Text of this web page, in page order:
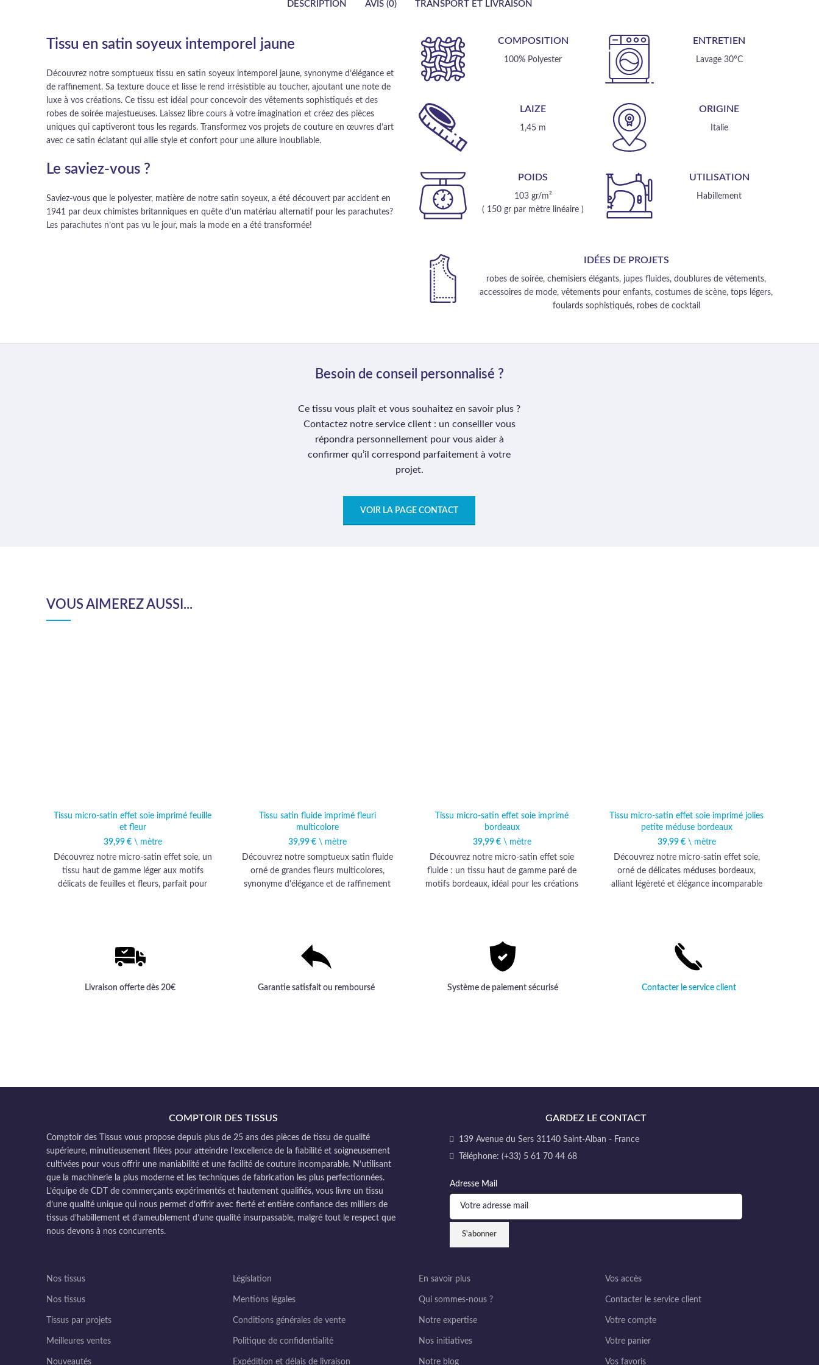
DESCRIPTION AVIS (0) TRANSPORT ET LIVRAISON
Tissu en satin soyeux intemporel jaune
Découvrez notre somptueux tissu en satin soyeux intemporel jaune, synonyme d’élégance et
de raffinement. Sa texture douce et lisse le rend irrésistible au toucher, ajoutant une note de
luxe à vos créations. Ce tissu est idéal pour concevoir des vêtements sophistiqués et des
robes de soirée majestueuses. Laissez libre cours à votre imagination et créez des pièces
uniques qui captiveront tous les regards. Transformez vos projets de couture en œuvres d’art
avec ce satin éclatant qui allie style et confort pour une allure inoubliable.
Le saviez-vous ?
Saviez-vous que le polyester, matière de notre satin soyeux, a été découvert par accident en
1941 par deux chimistes britanniques en quête d’un matériau alternatif pour les parachutes?
Les parachutes n’ont pas vu le jour, mais la mode en a été transformée!
COMPOSITION
100% Polyester
LAIZE
1,45 m
POIDS
103 gr/m²
( 150 gr par mètre linéaire )
ENTRETIEN
Lavage 30°C
ORIGINE
Italie
UTILISATION
Habillement
IDÉES DE PROJETS
robes de soirée, chemisiers élégants, jupes fluides, doublures de vêtements,
accessoires de mode, vêtements pour enfants, costumes de scène, tops légers,
foulards sophistiqués, robes de cocktail
Besoin de conseil personnalisé ?
Ce tissu vous plaît et vous souhaitez en savoir plus ?
Contactez notre service client : un conseiller vous
répondra personnellement pour vous aider à
confirmer qu’il correspond parfaitement à votre
projet.
VOIR LA PAGE CONTACT
VOUS AIMEREZ AUSSI...
Tissu micro-satin effet soie imprimé feuille
et fleur
39,99 €\ mètre
Découvrez notre micro-satin effet soie, un
tissu haut de gamme léger aux motifs
délicats de feuilles et fleurs, parfait pour
Tissu satin fluide imprimé fleuri
multicolore
39,99 €\ mètre
Découvrez notre somptueux satin fluide
orné de grandes fleurs multicolores,
synonyme d'élégance et de raffinement
Tissu micro-satin effet soie imprimé
bordeaux
39,99 €\ mètre
Découvrez notre micro-satin effet soie
fluide : un tissu haut de gamme paré de
motifs bordeaux, idéal pour les créations
Tissu micro-satin effet soie imprimé jolies
petite méduse bordeaux
39,99 €\ mètre
Découvrez notre micro-satin effet soie,
orné de délicates méduses bordeaux,
alliant légèreté et élégance incomparable
Livraison offerte dès 20€ Garantie satisfait ou remboursé Système de paiement sécurisé Contacter le service client
COMPTOIR DES TISSUS
Comptoir des Tissus vous propose depuis plus de 25 ans des pièces de tissu de qualité
supérieure, minutieusement filées pour atteindre l’excellence de la fiabilité et soigneusement
cultivées pour vous offrir une maniabilité et une facilité de couture incomparable. N’utilisant
que la machinerie la plus moderne et les techniques de fabrication les plus perfectionnées.
L’équipe de CDT de commerçants expérimentés et hautement qualifiés, vous livre un tissu
d’une qualité unique qui nous permet d’offrir avec fierté et entière confiance des milliers de
tissus d’habillement et d’ameublement d’une qualité insurpassable, malgré tout le respect que
nous devons à nos concurrents.
GARDEZ LE CONTACT
139 Avenue du Sers 31140 Saint-Alban - France
Téléphone: (+33) 5 61 70 44 68
Adresse Mail
Nos tissus
Nos tissus
Tissus par projets
Meilleures ventes
Nouveautés
Législation
Mentions légales
Conditions générales de vente
Politique de confidentialité
Expédition et délais de livraison
En savoir plus
Qui sommes-nous ?
Notre expertise
Nos initiatives
Notre blog
Vos accès
Contacter le service client
Votre compte
Votre panier
Vos favoris